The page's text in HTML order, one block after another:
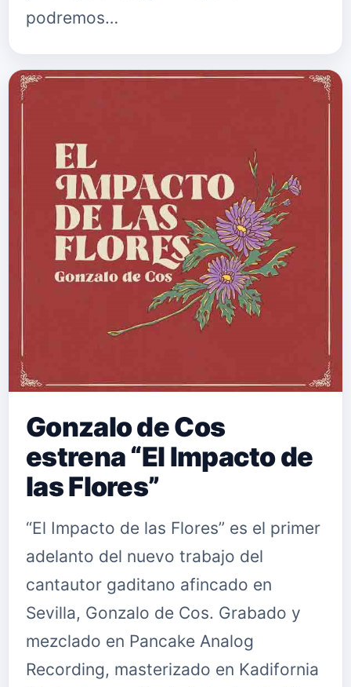
podremos…
Gonzalo de Cos
estrena “El Impacto de
las Flores”
“El Impacto de las Flores” es el primer
adelanto del nuevo trabajo del
cantautor gaditano afincado en
Sevilla, Gonzalo de Cos. Grabado y
mezclado en Pancake Analog
Recording, masterizado en Kadifornia